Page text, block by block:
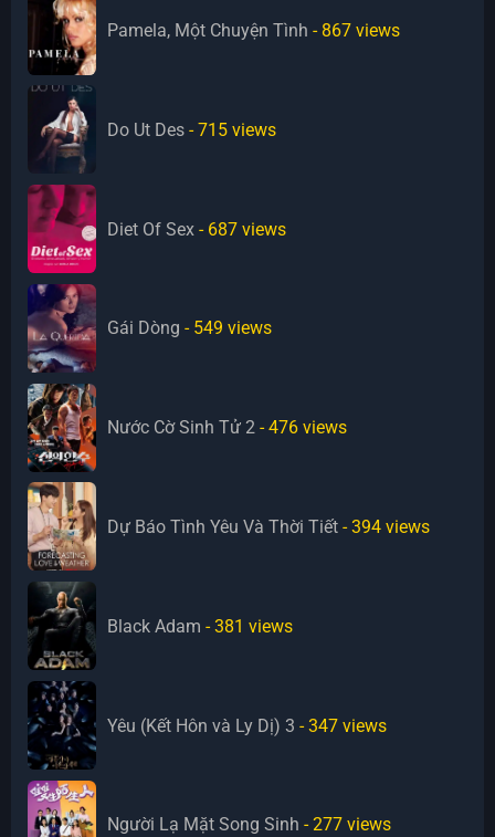
Pamela, Một Chuyện Tình - 867 views
Do Ut Des - 715 views
Diet Of Sex - 687 views
Gái Dòng - 549 views
Nước Cờ Sinh Tử 2 - 476 views
Dự Báo Tình Yêu Và Thời Tiết - 394 views
Black Adam - 381 views
Yêu (Kết Hôn và Ly Dị) 3 - 347 views
Người Lạ Mặt Song Sinh - 277 views